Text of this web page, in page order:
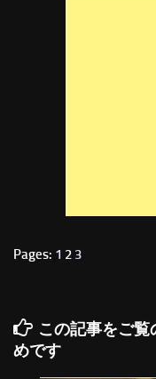
Pages: 1 2 3
この記事をご
めです